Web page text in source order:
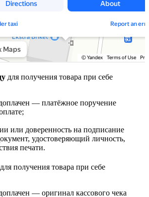
для получения товара при себе
— платёжное поручение
или доверенность на подписание
удостоверяющий личность,
печати.
для получения товара при себе
— оригинал кассового чека